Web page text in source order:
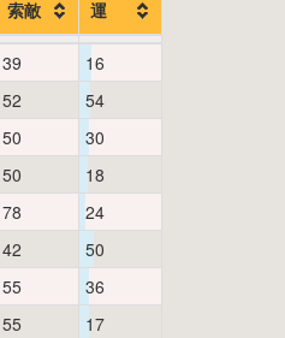
索敵 運
39
16
52
54
50
30
50
18
78
24
42
50
55
36
55
17